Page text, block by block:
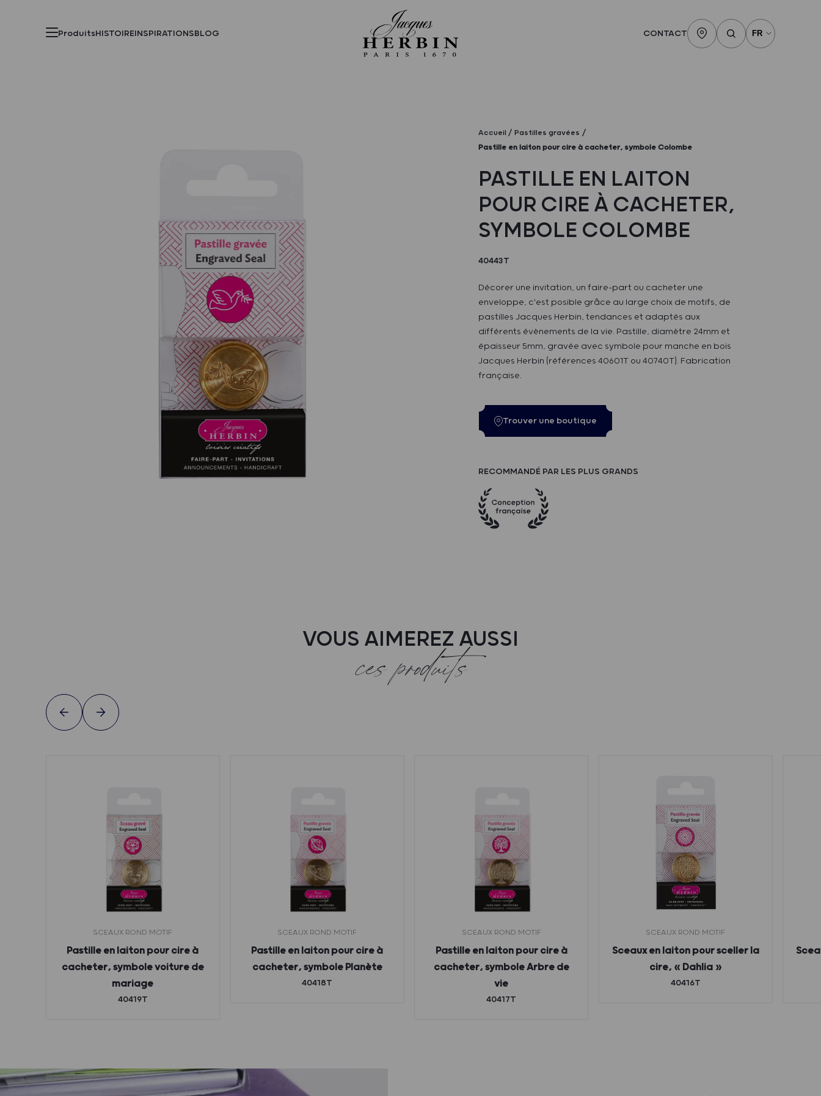
ProduitsHISTOIREINSPIRATIONSBLOG CONTACT
Accueil
Pastilles gravées
Pastille en laiton pour cire à cacheter, symbole Colombe
PASTILLE EN LAITON
POUR CIRE À CACHETER,
SYMBOLE COLOMBE
40443T
Décorer une invitation, un faire-part ou cacheter une
enveloppe, c'est posible grâce au large choix de motifs, de
pastilles Jacques Herbin, tendances et adaptés aux
différents évènements de la vie. Pastille, diamètre 24mm et
épaisseur 5mm, gravée avec symbole pour manche en bois
Jacques Herbin (références 40601T ou 40740T). Fabrication
française.
Trouver une boutique
RECOMMANDÉ PAR LES PLUS GRANDS
VOUS AIMEREZ AUSSI
ces produits
SCEAUX ROND MOTIF
Pastille en laiton pour cire à
cacheter, symbole voiture de
mariage
40419T
SCEAUX ROND MOTIF
Pastille en laiton pour cire à
cacheter, symbole Planète
40418T
SCEAUX ROND MOTIF
Pastille en laiton pour cire à
cacheter, symbole Arbre de
vie
40417T
SCEAUX ROND MOTIF
Sceaux en laiton pour sceller la
cire, « Dahlia »
40416T